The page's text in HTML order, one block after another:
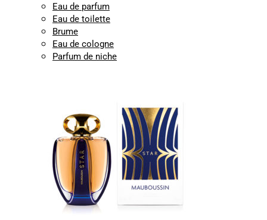
Eau de parfum
Eau de toilette
Brume
Eau de cologne
Parfum de niche